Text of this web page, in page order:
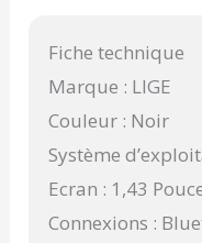
Fiche technique
Marque : LIGE
Couleur : Noir
Système
Ecran : 1,43
Connexions :